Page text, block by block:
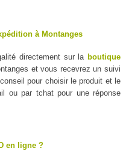
à Montanges
directement sur la boutique
et vous recevrez un suivi
pour choisir le produit et le
ou par tchat pour une réponse
en ligne ?